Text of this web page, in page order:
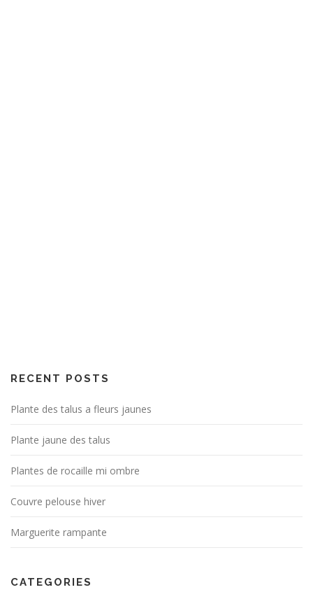
RECENT POSTS
Plante des talus a fleurs jaunes
Plante jaune des talus
Plantes de rocaille mi ombre
Couvre pelouse hiver
Marguerite rampante
CATEGORIES